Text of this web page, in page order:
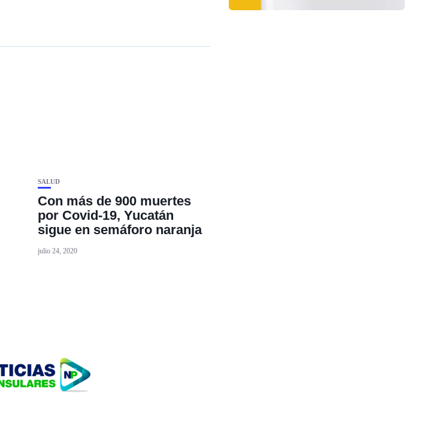
SALUD
Con más de 900 muertes
por Covid-19, Yucatán
sigue en semáforo naranja
julio 24, 2020